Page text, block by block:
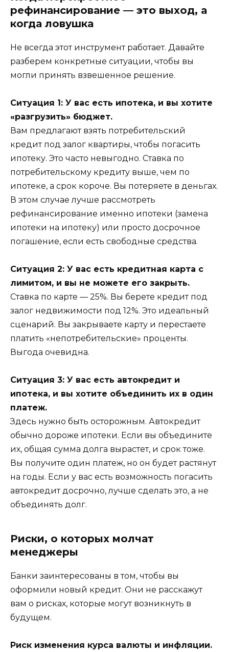
рефинансирование — это выход, а
когда ловушка
Не всегда этот инструмент работает. Давайте
разберем конкретные ситуации, чтобы вы
могли принять взвешенное решение.
Ситуация 1: У вас есть ипотека, и вы хотите
«разгрузить» бюджет.
Вам предлагают взять потребительский
кредит под залог квартиры, чтобы погасить
ипотеку. Это часто невыгодно. Ставка по
потребительскому кредиту выше, чем по
ипотеке, а срок короче. Вы потеряете в деньгах.
В этом случае лучше рассмотреть
рефинансирование именно ипотеки (замена
ипотеки на ипотеку) или просто досрочное
погашение, если есть свободные средства.
Ситуация 2: У вас есть кредитная карта с
лимитом, и вы не можете его закрыть.
Ставка по карте — 25%. Вы берете кредит под
залог недвижимости под 12%. Это идеальный
сценарий. Вы закрываете карту и перестаете
платить «непотребительские» проценты.
Выгода очевидна.
Ситуация 3: У вас есть автокредит и
ипотека, и вы хотите объединить их в один
платеж.
Здесь нужно быть осторожным. Автокредит
обычно дороже ипотеки. Если вы объедините
их, общая сумма долга вырастет, и срок тоже.
Вы получите один платеж, но он будет растянут
на годы. Если у вас есть возможность погасить
автокредит досрочно, лучше сделать это, а не
объединять долг.
Риски, о которых молчат
менеджеры
Банки заинтересованы в том, чтобы вы
оформили новый кредит. Они не расскажут
вам о рисках, которые могут возникнуть в
будущем.
Риск изменения курса валюты и инфляции.